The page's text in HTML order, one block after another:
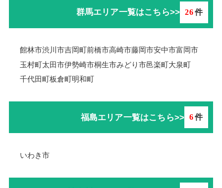
群馬エリア一覧はこちら>> 26件
館林市渋川市吉岡町前橋市高崎市藤岡市安中市富岡市
玉村町太田市伊勢崎市桐生市みどり市邑楽町大泉町
千代田町板倉町明和町
福島エリア一覧はこちら>> 6件
いわき市